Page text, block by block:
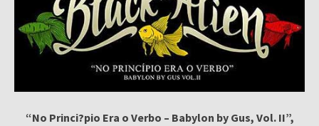
“No Princi?pio Era o Verbo – Babylon by Gus, Vol. II”,